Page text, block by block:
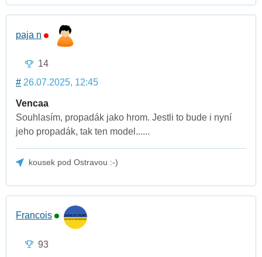
paja n
14
# 26.07.2025, 12:45
Vencaa
Souhlasím, propadák jako hrom. Jestli to bude i nyní
jeho propadák, tak ten model......
kousek pod Ostravou :-)
Francois
93